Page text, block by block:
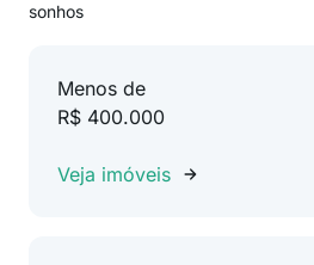
sonhos
Menos de
R$ 400.000
Veja imóveis